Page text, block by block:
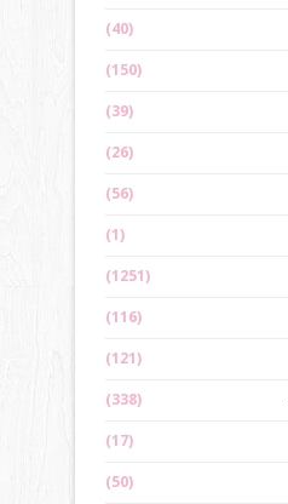
(40)
(150)
(39)
(26)
(56)
(1)
(1251)
(116)
(121)
(338)
(17)
(50)